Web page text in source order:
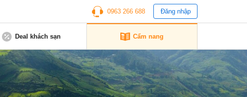
0963 266 688 Đăng nhập
Deal khách sạn Cẩm nang